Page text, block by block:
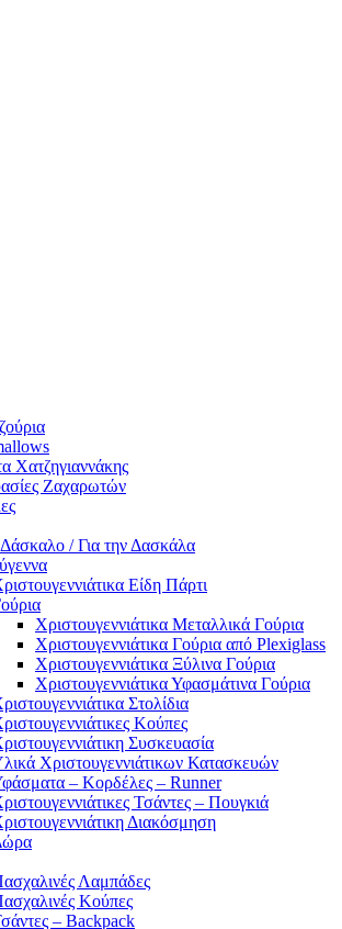
Χατζηγιαννάκης
Ζαχαρωτών
Δάσκαλο / Για την Δασκάλα
Είδη Πάρτι
Χριστουγεννιάτικα Μεταλλικά Γούρια
Χριστουγεννιάτικα Γούρια από Plexiglass
Χριστουγεννιάτικα Ξύλινα Γούρια
Χριστουγεννιάτικα Υφασμάτινα Γούρια
Στολίδια
Κούπες
Συσκευασία
Χριστουγεννιάτικων Κατασκευών
– Κορδέλες – Runner
Τσάντες – Πουγκιά
Διακόσμηση
Λαμπάδες
Κούπες
– Backpack